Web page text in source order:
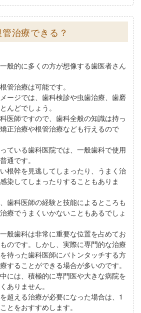
治療できる？
般的に多くの方が想像する歯医者さん
管治療は可能です。
ージでは、歯科検診や虫歯治療、歯磨
んどでしょう。
医師ですので、歯科全般の知識は持っ
正治療や根管治療なども行えるので
ている歯科医院では、一般歯科で使用
通です。
根幹を見逃してしまったり、うまく治
染してしまったりすることもありま
歯科医師の経験と技能によるところも
療でうまくいかないこともあるでしょ
般歯科は非常に重要な位置を占めてお
のです。しかし、実際に専門的な治療
待った歯科医師にバトンタッチする方
することができる場合が多いのです。
には、積極的に専門医や大きな病院を
ありません。
超える治療が必要になった場合は、1
とをおすすめします。